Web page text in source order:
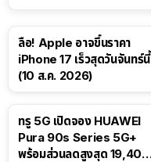
ลือ! Apple อาจขึ้นราคา
iPhone 17 เร็วสุดวันจันทร์นี้
(10 ส.ค. 2026)
ทรู 5G เปิดจอง HUAWEI
Pura 90s Series 5G+
พร้อมส่วนลดสูงสุด 19,400